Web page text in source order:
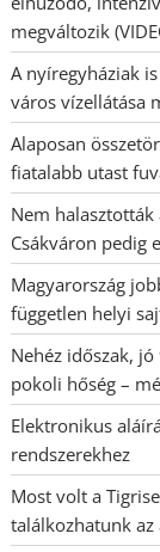
megváltozik
A nyíregyháziak
város vízellátása
Alaposan
fiatalabb utast
Nem
Csákváron pedig
Magyarország
független helyi
Nehéz időszak,
pokoli hőség –
Elektronikus
rendszerekhez
Most volt a
találkozhatunk